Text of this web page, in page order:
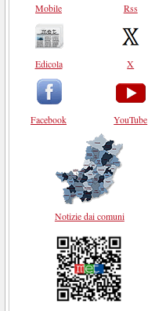
Mobile
Edicola
Facebook
Rss
X
YouTube
Notizie dai comuni